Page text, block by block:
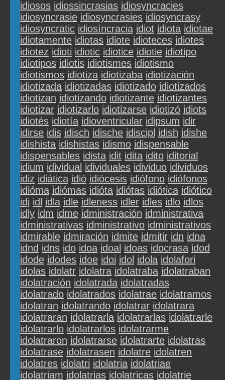
idiosos idiossincrasias idiosyncracies
idiosyncrasie idiosyncrasies idiosyncrasy
idiosyncratic idiosíncracia idiot idiota idiotae
idiotamente idiotas idiote idioteces idiotes
idiotez idioti idiotic idiotice idiotie idiotipo
idiotipos idiotis idiotismes idiotismo
idiotismos idiotiza idiotizaba idiotización
idiotizada idiotizadas idiotizado idiotizados
idiotizan idiotizando idiotizante idiotizantes
idiotizar idiotizarlo idiotizarse idiotizó idiots
idiotés idiotía idioventricular idipsum idir
idirse idis idisch idische idiscipl idish idishe
idishista idishistas idismo idispensable
idispensables idista idit idita idito iditorial
idium idividual idividuales idividuo idividuos
idiz idiática idió idiócesis idiófono idiófonos
idióma idiómas idióta idiótas idiótica idiótico
idj idl idla idle idleness idler idles idlo idlos
idly idm idme idministración idministrativa
idministrativas idministrativo idministrativos
idmirable idmiración idmite idmitir idn idna
idnd idns ido idoa idoal idoas idocrasa idod
idode idodes idoe idoi idol idola idolafori
idolas idolatr idolatra idolatraba idolatraban
idolatración idolatrada idolatradas
idolatrado idolatrados idolatrae idolatramos
idolatran idolatrando idolatrar idolatrara
idolatraran idolatrarla idolatrarlas idolatrarle
idolatrarlo idolatrarlos idolatrarme
idolatraron idolatrarse idolatrarte idolatras
idolatrase idolatrasen idolatre idolatren
idolatres idolatri idolatria idolatriae
idolatriam idolatrias idolatricas idolatrie